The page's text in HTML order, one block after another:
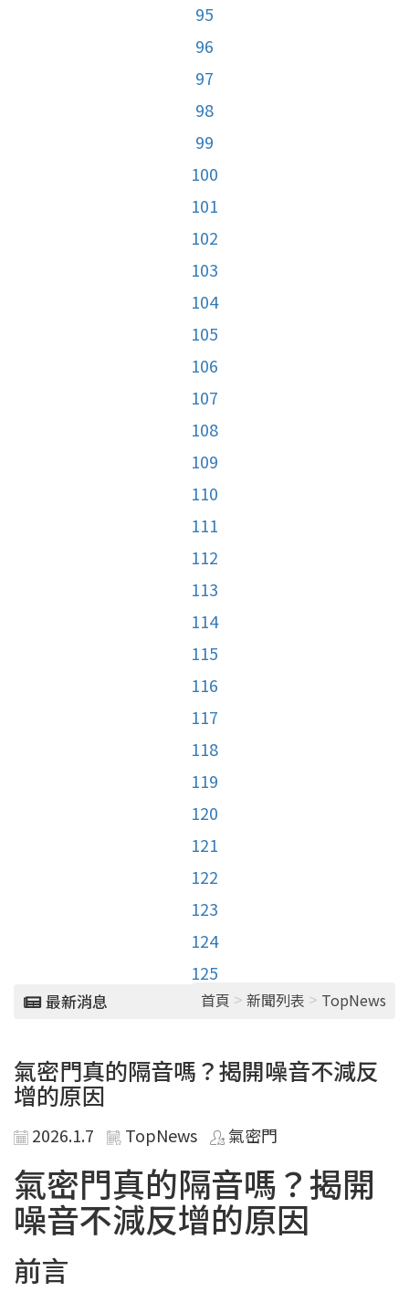
95
96
97
98
99
100
101
102
103
104
105
106
107
108
109
110
111
112
113
114
115
116
117
118
119
120
121
122
123
124
125
最新消息 首頁 > 新聞列表 > TopNews
氣密門真的隔音嗎？揭開噪音不減反
增的原因
2026.1.7 TopNews 氣密門
氣密門真的隔音嗎？揭開
噪音不減反增的原因
前言